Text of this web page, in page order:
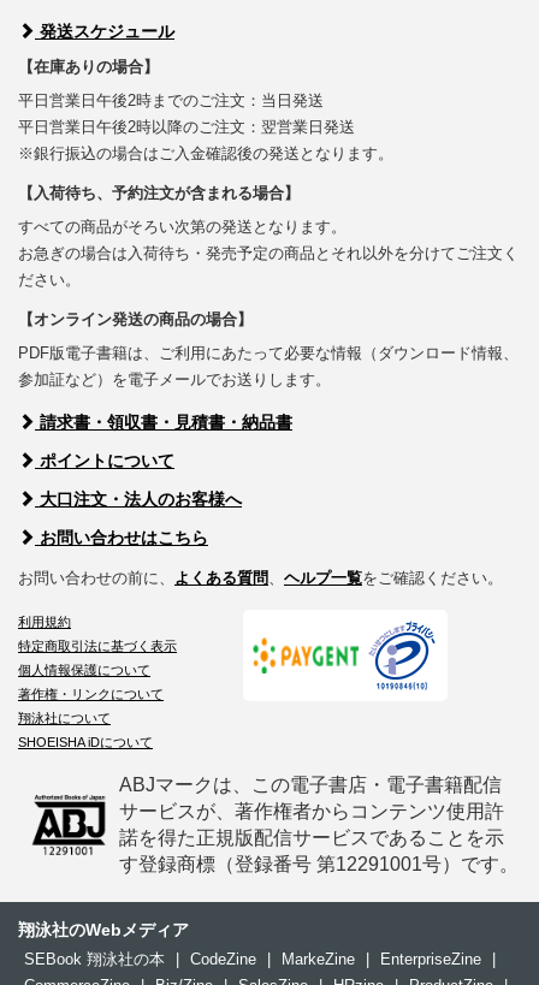
発送スケジュール
【在庫ありの場合】
平日営業日午後2時までのご注文：当日発送
平日営業日午後2時以降のご注文：翌営業日発送
※銀行振込の場合はご入金確認後の発送となります。
【入荷待ち、予約注文が含まれる場合】
すべての商品がそろい次第の発送となります。
お急ぎの場合は入荷待ち・発売予定の商品とそれ以外を分けてご注文く
ださい。
【オンライン発送の商品の場合】
PDF版電子書籍は、ご利用にあたって必要な情報（ダウンロード情報、
参加証など）を電子メールでお送りします。
請求書・領収書・見積書・納品書
ポイントについて
大口注文・法人のお客様へ
お問い合わせはこちら
お問い合わせの前に、 よくある質問、 ヘルプ一覧をご確認ください。
利用規約
特定商取引法に基づく表示
個人情報保護について
著作権・リンクについて
翔泳社について
SHOEISHA iDについて
ABJマークは、この電子書店・電子書籍配信
サービスが、著作権者からコンテンツ使用許
諾を得た正規版配信サービスであることを示
す登録商標（登録番号 第12291001号）です。
翔泳社のWebメディア
SEBook 翔泳社の本 CodeZine MarkeZine EnterpriseZine